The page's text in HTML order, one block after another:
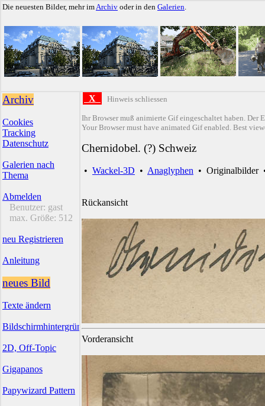
Die neuesten Bilder, mehr imArchiv oder in den Galerien.
Archiv
Cookies
Tracking
Datenschutz
Galerien nach
Thema
Abmelden
Benutzer: gast
max. Größe: 512
neu Registrieren
Anleitung
neues Bild
Texte ändern
Bildschirmhintergründe
2D, Off-Topic
Gigapanos
Papywizard Pattern
X Hinweis schliessen
Ihr Browser muß animierte Gif eingeschaltet haben. Der
Your Browser must have animated Gif enabled. Best
Chernidobel. (?) Schweiz
• Wackel-3D • Anaglyphen • Originalbilder
Rückansicht
Vorderansicht